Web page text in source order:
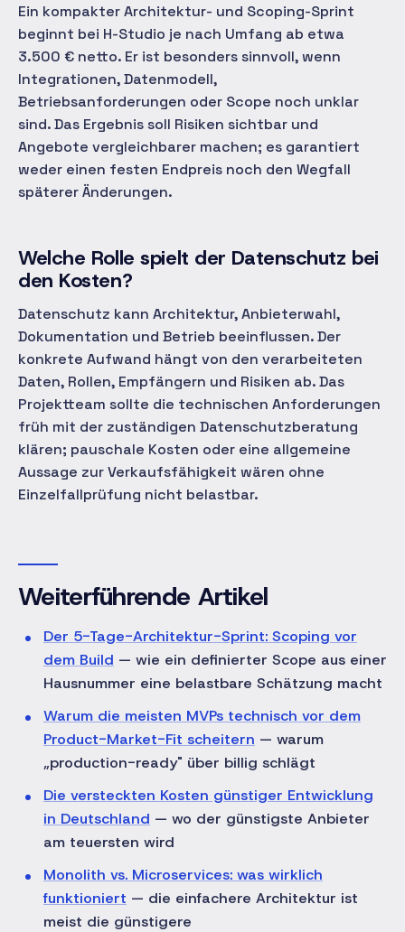
Ein kompakter Architektur- und Scoping-Sprint
beginnt bei H-Studio je nach Umfang ab etwa
3.500 € netto. Er ist besonders sinnvoll, wenn
Integrationen, Datenmodell,
Betriebsanforderungen oder Scope noch unklar
sind. Das Ergebnis soll Risiken sichtbar und
Angebote vergleichbarer machen; es garantiert
weder einen festen Endpreis noch den Wegfall
späterer Änderungen.
Welche Rolle spielt der Datenschutz bei
den Kosten?
Datenschutz kann Architektur, Anbieterwahl,
Dokumentation und Betrieb beeinflussen. Der
konkrete Aufwand hängt von den verarbeiteten
Daten, Rollen, Empfängern und Risiken ab. Das
Projektteam sollte die technischen Anforderungen
früh mit der zuständigen Datenschutzberatung
klären; pauschale Kosten oder eine allgemeine
Aussage zur Verkaufsfähigkeit wären ohne
Einzelfallprüfung nicht belastbar.
Weiterführende Artikel
Der 5-Tage-Architektur-Sprint: Scoping vor
dem Build — wie ein definierter Scope aus einer
Hausnummer eine belastbare Schätzung macht
Warum die meisten MVPs technisch vor dem
Product-Market-Fit scheitern — warum
„production-ready" über billig schlägt
Die versteckten Kosten günstiger Entwicklung
in Deutschland — wo der günstigste Anbieter
am teuersten wird
Monolith vs. Microservices: was wirklich
funktioniert — die einfachere Architektur ist
meist die günstigere